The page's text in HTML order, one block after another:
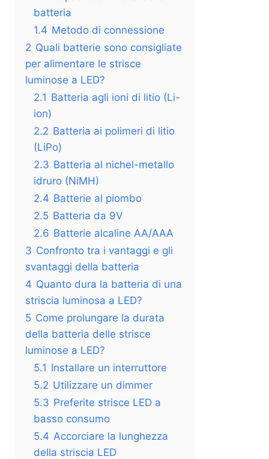
batteria
1.4 Metodo di connessione
2 Quali batterie sono consigliate
per alimentare le strisce
luminose a LED?
2.1 Batteria agli ioni di litio (Li-
ion)
2.2 Batteria ai polimeri di litio
(LiPo)
2.3 Batteria al nichel-metallo
idruro (NiMH)
2.4 Batterie al piombo
2.5 Batteria da 9V
2.6 Batterie alcaline AA/AAA
3 Confronto tra i vantaggi e gli
svantaggi della batteria
4 Quanto dura la batteria di una
striscia luminosa a LED?
5 Come prolungare la durata
della batteria delle strisce
luminose a LED?
5.1 Installare un interruttore
5.2 Utilizzare un dimmer
5.3 Preferite strisce LED a
basso consumo
5.4 Accorciare la lunghezza
della striscia LED